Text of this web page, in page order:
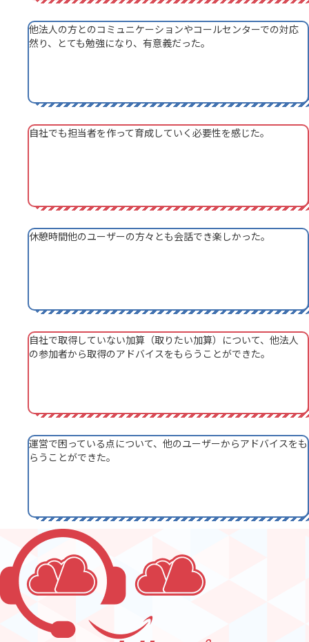
他法人の方とのコミュニケーションやコールセンターでの対応
然り、とても勉強になり、有意義だった。
自社でも担当者を作って育成していく必要性を感じた。
休憩時間他のユーザーの方々とも会話でき楽しかった。
自社で取得していない加算（取りたい加算）について、他法人
の参加者から取得のアドバイスをもらうことができた。
運営で困っている点について、他のユーザーからアドバイスをも
らうことができた。